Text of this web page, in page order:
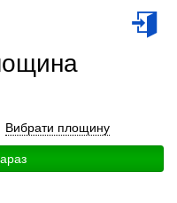
Вибрати площину